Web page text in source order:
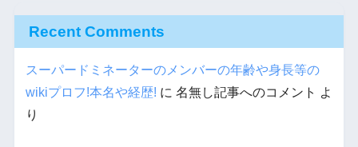
Recent Comments
スーパードミネーターのメンバーの年齢や身長等の
wikiプロフ!本名や経歴! に 名無し記事へのコメント よ
り